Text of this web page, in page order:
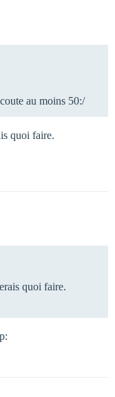
au moins 50:/
quoi faire.
quoi faire.